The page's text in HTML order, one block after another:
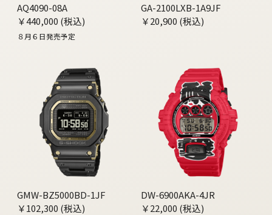
AQ4090-08A
￥440,000 (税込)
８月６日発売予定
GA-2100LXB-1A9JF
￥20,900 (税込)
GMW-BZ5000BD-1JF
￥102,300 (税込)
DW-6900AKA-4JR
￥22,000 (税込)